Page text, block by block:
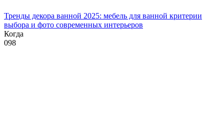
Тренды декора ванной 2025: мебель для ванной критерии
выбора и фото современных интерьеров
Когда
098